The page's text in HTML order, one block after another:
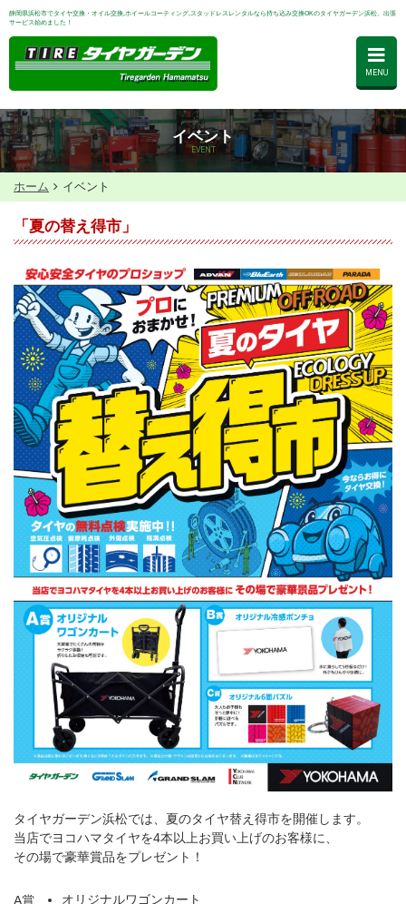
静岡県浜松市でタイヤ交換・オイル交換,ホイールコーティング,スタッドレスレンタルなら持ち込み交換OKのタイヤガーデン浜松。出張
サービス始めました！
MENU
イベント
EVENT
ホーム イベント
「夏の替え得市」
タイヤガーデン浜松では、夏のタイヤ替え得市を開催します。
当店でヨコハマタイヤを4本以上お買い上げのお客様に、
その場で豪華賞品をプレゼント！
A賞
オリジナルワゴンカート